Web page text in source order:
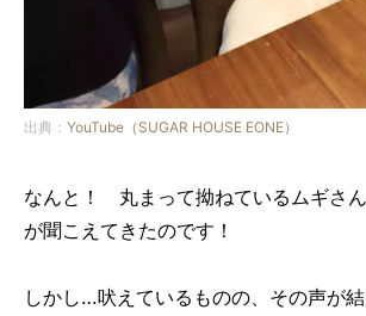
出典： YouTube（SUGAR HOUSE EONE）
なんと！ 丸まって拗ねているムギさ
が聞こえてきたのです！
しかし…吠えているものの、その声が結